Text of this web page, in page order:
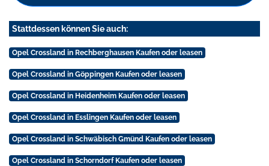
Stattdessen können Sie auch:
Opel Crossland in Rechberghausen Kaufen oder leasen
Opel Crossland in Göppingen Kaufen oder leasen
Opel Crossland in Heidenheim Kaufen oder leasen
Opel Crossland in Esslingen Kaufen oder leasen
Opel Crossland in Schwäbisch Gmünd Kaufen oder leasen
Opel Crossland in Schorndorf Kaufen oder leasen